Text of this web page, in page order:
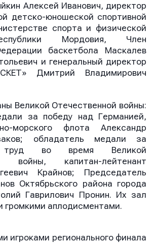
Алексей Иванович, директор
детско-юношеской спортивной
спорта и физической
Мордовия, Член
баскетбола Маскалев
и генеральный директор
Дмитрий Владимирович
Великой Отечественной войны:
за победу над Германией,
морского флота Александр
обладатель медали за
труд во время Великой
войны, капитан-лейтенант
Крайнов; Председатель
Октябрьского района города
Гаврилович Пронин. Их зал
громкими аплодисментами.
игроками регионального финала
Отправить
“Отправить”, вы соглашаетесь с
персональных данных
Отправить
“Отправить”, вы соглашаетесь с
персональных данных
Отправить
“Отправить”, вы соглашаетесь с